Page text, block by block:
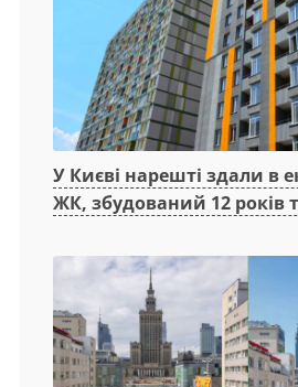
У Києві нарешті здали в
ЖК, збудований 12 років